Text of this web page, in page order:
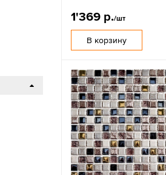
1'369 р./шт
В корзину